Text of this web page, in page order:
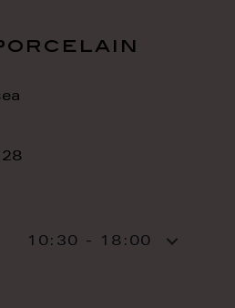
10:30 - 18:00